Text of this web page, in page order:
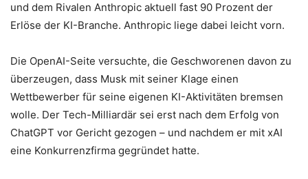
und dem Rivalen Anthropic aktuell fast 90 Prozent der
Erlöse der KI-Branche. Anthropic liege dabei leicht vorn.
Die OpenAI-Seite versuchte, die Geschworenen davon zu
überzeugen, dass Musk mit seiner Klage einen
Wettbewerber für seine eigenen KI-Aktivitäten bremsen
wolle. Der Tech-Milliardär sei erst nach dem Erfolg von
ChatGPT vor Gericht gezogen – und nachdem er mit xAI
eine Konkurrenzfirma gegründet hatte.